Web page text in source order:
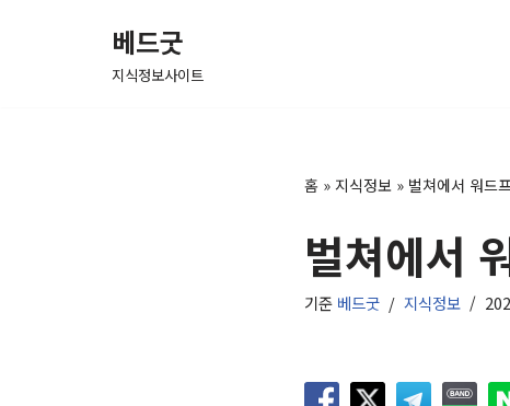
베드굿
지식정보사이트
홈 » 지식정보» 벌쳐에서 워드
벌쳐에서
기준 베드굿 지식정보